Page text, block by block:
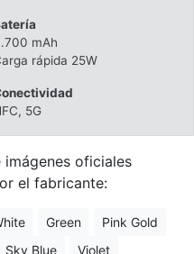
mAh
rápida 25W
5G
oficiales
el fabricante:
Green
Pink Gold
Sky Blue Violet